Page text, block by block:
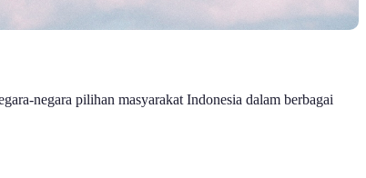
negara pilihan masyarakat Indonesia dalam berbagai